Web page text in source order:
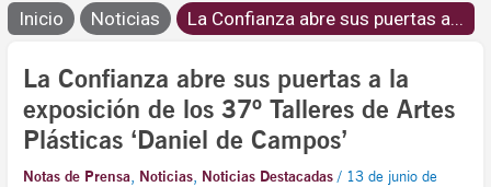
Inicio Noticias La Confianza abre sus puertas a...
La Confianza abre sus puertas a la
exposición de los 37º Talleres de Artes
Plásticas ‘Daniel de Campos’
Notas de Prensa, Noticias, Noticias Destacadas / 13 de junio de